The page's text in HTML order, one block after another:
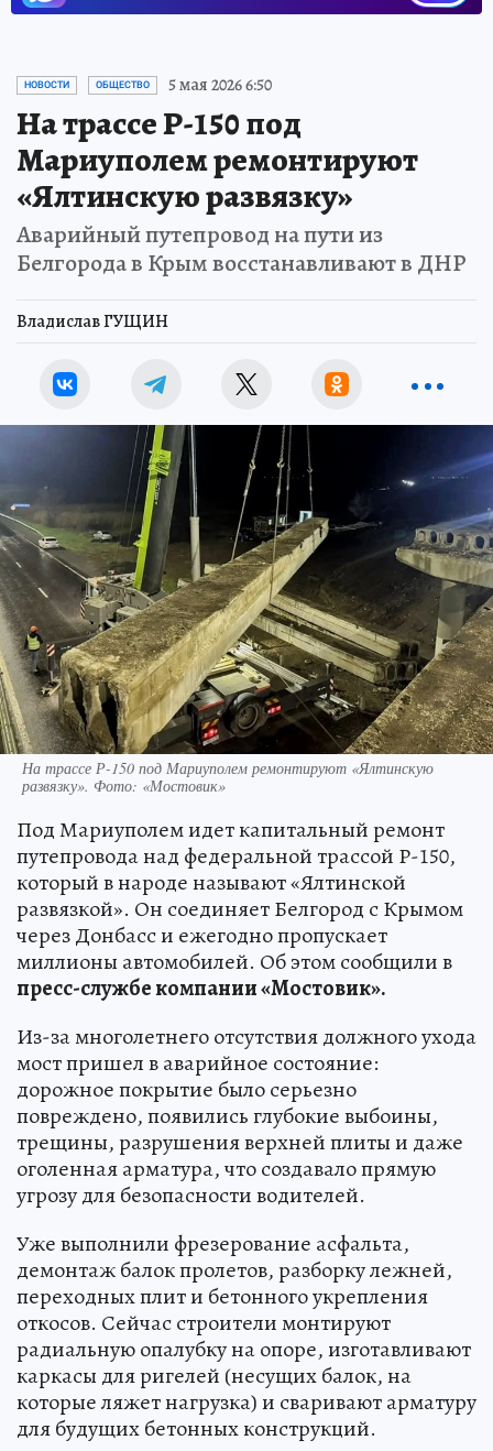
НОВОСТИ ОБЩЕСТВО 5 мая 2026 6:50
На трассе Р-150 под
Мариуполем ремонтируют
«Ялтинскую развязку»
Аварийный путепровод на пути из
Белгорода в Крым восстанавливают в ДНР
Владислав ГУЩИН
На трассе Р-150 под Мариуполем ремонтируют «Ялтинскую
развязку». Фото: «Мостовик»
Под Мариуполем идет капитальный ремонт
путепровода над федеральной трассой Р-150,
который в народе называют «Ялтинской
развязкой». Он соединяет Белгород с Крымом
через Донбасс и ежегодно пропускает
миллионы автомобилей. Об этом сообщили в
пресс-службе компании «Мостовик».
Из-за многолетнего отсутствия должного ухода
мост пришел в аварийное состояние:
дорожное покрытие было серьезно
повреждено, появились глубокие выбоины,
трещины, разрушения верхней плиты и даже
оголенная арматура, что создавало прямую
угрозу для безопасности водителей.
Уже выполнили фрезерование асфальта,
демонтаж балок пролетов, разборку лежней,
переходных плит и бетонного укрепления
откосов. Сейчас строители монтируют
радиальную опалубку на опоре, изготавливают
каркасы для ригелей (несущих балок, на
которые ляжет нагрузка) и сваривают арматуру
для будущих бетонных конструкций.